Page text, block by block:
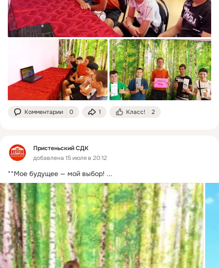
Комментарии 0 1 Класс! 2
Пристеньский СДК
добавлена 15 июля в 20:12
**Мое будущее — мой выбор! ...